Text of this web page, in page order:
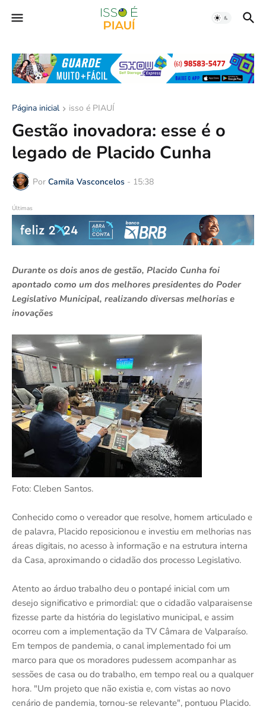
Página inicial isso é PIAUÍ
Gestão inovadora: esse é o
legado de Placido Cunha
Por Camila Vasconcelos - 15:38
Últimas
Durante os dois anos de gestão, Placido Cunha foi
apontado como um dos melhores presidentes do Poder
Legislativo Municipal, realizando diversas melhorias e
inovações
Foto: Cleben Santos.
Conhecido como o vereador que resolve, homem articulado e
de palavra, Placido reposicionou e investiu em melhorias nas
áreas digitais, no acesso à informação e na estrutura interna
da Casa, aproximando o cidadão dos processo Legislativo.
Atento ao árduo trabalho deu o pontapé inicial com um
desejo significativo e primordial: que o cidadão valparaisense
fizesse parte da história do legislativo municipal, e assim
ocorreu com a implementação da TV Câmara de Valparaíso.
Em tempos de pandemia, o canal implementado foi um
marco para que os moradores pudessem acompanhar as
sessões de casa ou do trabalho, em tempo real ou a qualquer
hora. "Um projeto que não existia e, com vistas ao novo
cenário de pandemia, tornou-se relevante", pontuou Placido.